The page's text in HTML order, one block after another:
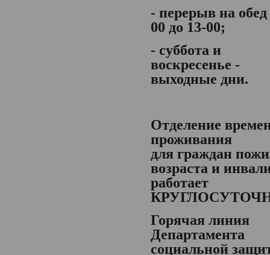
- перерыв на обед
00 до 13-00;
- суббота и
воскресенье -
выходные дни.
Отделение
проживания
для граждан
возраста и
работает
Горячая линия
Департамента
социальной